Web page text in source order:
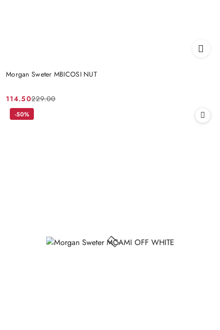
Morgan Sweter MBICOSI NUT
Cena
promocyjna:
114.50
Cena
przed
229.00
-50%